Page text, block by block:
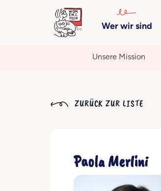
Wer wir sind
Unsere Mission
ZURÜCK ZUR LISTE
Paola Merlini